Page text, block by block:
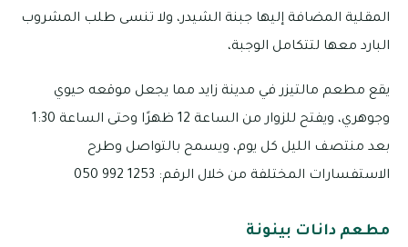
المقلية المضافة إليها جبنة الشيدر، ولا تنسى طلب المشروب
البارد معها لتتكامل الوجبة،
يقع مطعم مالتيزر في مدينة زايد مما يجعل موقعه حيوي
وجوهري، ويفتح للزوار من الساعة 12 ظهرًا وحتى الساعة 1:30
بعد منتصف الليل كل يوم، ويسمح بالتواصل وطرح
الاستفسارات المختلفة من خلال الرقم: 1253 992 050
مطعم دانات بينونة